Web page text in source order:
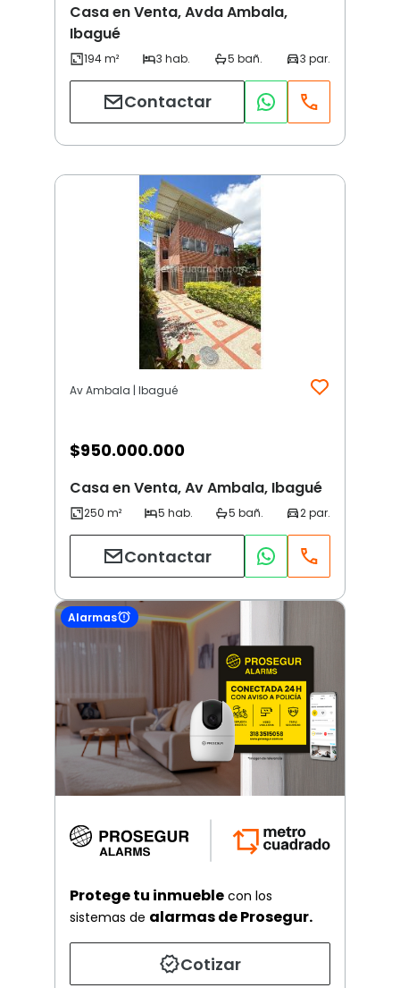
Casa en Venta, Avda Ambala,
Ibagué
Contactar
Av Ambala | Ibagué
$950.000.000
Casa en Venta, Av Ambala, Ibagué
Contactar
Alarmas
Protege tu inmueble con los
sistemas de alarmas de Prosegur.
Cotizar